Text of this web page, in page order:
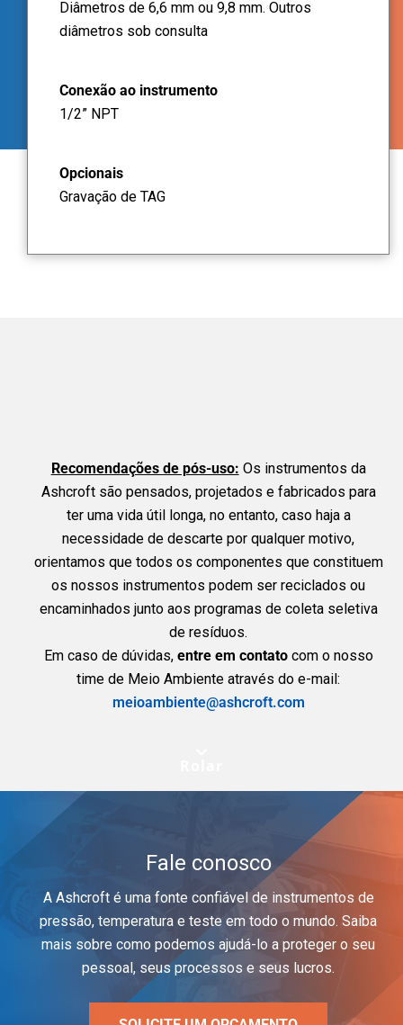
Diâmetros de 6,6 mm ou 9,8 mm. Outros
diâmetros sob consulta
Conexão ao instrumento
1/2” NPT
Opcionais
Gravação de TAG
Recomendações de pós-uso: Os instrumentos da
Ashcroft são pensados, projetados e fabricados para
ter uma vida útil longa, no entanto, caso haja a
necessidade de descarte por qualquer motivo,
orientamos que todos os componentes que constituem
os nossos instrumentos podem ser reciclados ou
encaminhados junto aos programas de coleta seletiva
de resíduos.
Em caso de dúvidas, entre em contatocom o nosso
time de Meio Ambiente através do e-mail:
meioambiente@ashcroft.com
Fale conosco
A Ashcroft é uma fonte confiável de instrumentos de
pressão, temperatura e teste em todo o mundo. Saiba
mais sobre como podemos ajudá-lo a proteger o seu
pessoal, seus processos e seus lucros.